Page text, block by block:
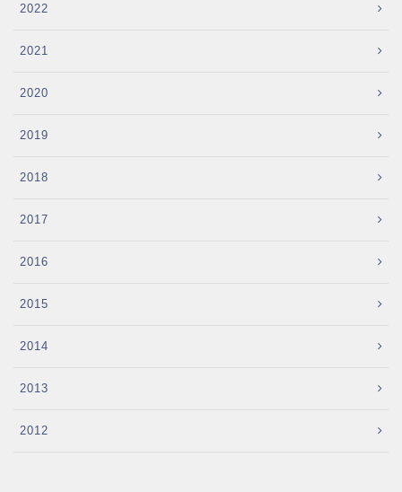
2022
2021
2020
2019
2018
2017
2016
2015
2014
2013
2012